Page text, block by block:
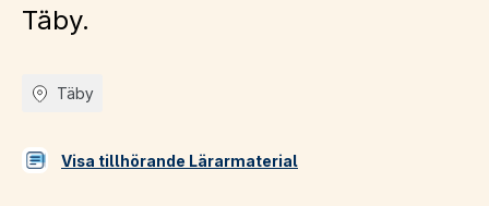
Täby.
Täby
Visa tillhörande Lärarmaterial